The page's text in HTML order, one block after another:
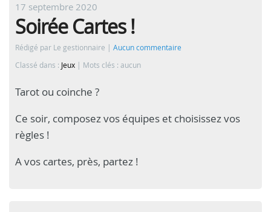
17 septembre 2020
Soirée Cartes !
Rédigé par Le gestionnaire
Aucun commentaire
Classé dans : Jeux Mots clés : aucun
Tarot ou coinche ?
Ce soir, composez vos équipes et choisissez vos
règles !
A vos cartes, près, partez !